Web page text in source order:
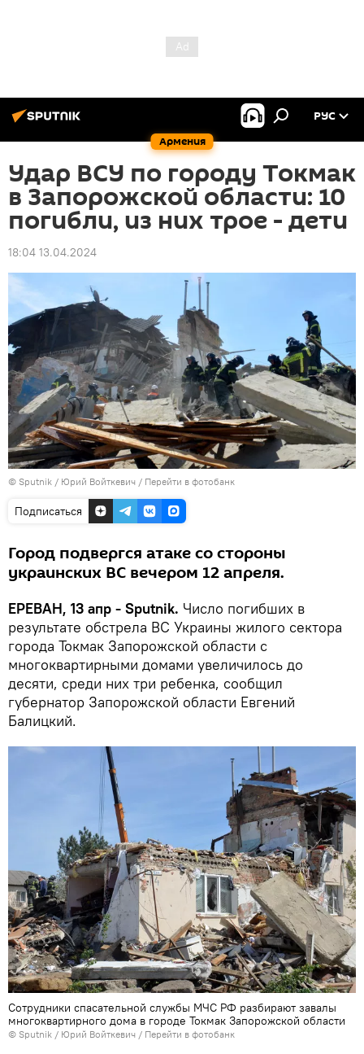
Армения
РУС
Удар ВСУ по городу Токмак
в Запорожской области: 10
погибли, из них трое - дети
18:04 13.04.2024
© Sputnik / Юрий Войткевич / Перейти в фотобанк
Подписаться
Город подвергся атаке со стороны
украинских ВС вечером 12 апреля.
ЕРЕВАН, 13 апр - Sputnik. Число погибших в
результате обстрела ВС Украины жилого сектора
города Токмак Запорожской области с
многоквартирными домами увеличилось до
десяти, среди них три ребенка, сообщил
губернатор Запорожской области Евгений
Балицкий.
Сотрудники спасательной службы МЧС РФ разбирают завалы
многоквартирного дома в городе Токмак Запорожской области
© Sputnik / Юрий Войткевич / Перейти в фотобанк